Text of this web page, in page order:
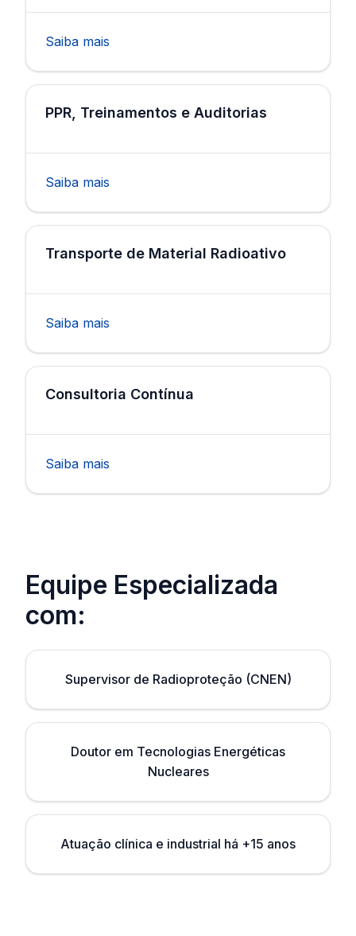
Saiba mais
PPR, Treinamentos e Auditorias
Saiba mais
Transporte de Material Radioativo
Saiba mais
Consultoria Contínua
Saiba mais
Equipe Especializada
com:
Supervisor de Radioproteção (CNEN)
Doutor em Tecnologias Energéticas
Nucleares
Atuação clínica e industrial há +15 anos